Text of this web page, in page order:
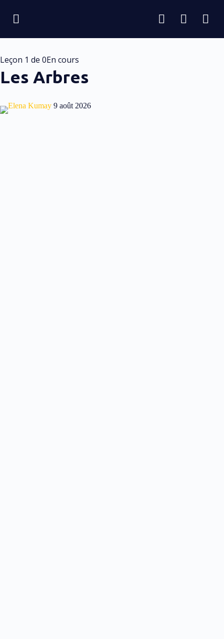
Leçon 1 de 0En cours
Les Arbres
Elena Kumay 9 août 2026